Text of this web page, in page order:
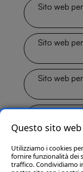
Sito web
Sito web
Sito web
Clion S.p.A. con socio
Questo sito
Utilizziamo i cookies
fornire funzionalità dei
traffico. Condividiamo